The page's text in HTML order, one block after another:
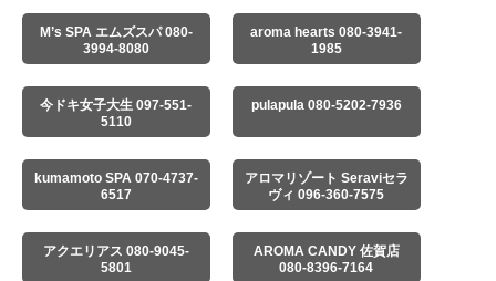
M’s SPA エムズスパ 080-
3994-8080
aroma hearts 080-3941-
1985
今ドキ女子大生 097-551-
5110
pulapula 080-5202-7936
kumamoto SPA 070-4737-
6517
アロマリゾート Seraviセラ
ヴィ 096-360-7575
アクエリアス 080-9045-
5801
AROMA CANDY 佐賀店
080-8396-7164